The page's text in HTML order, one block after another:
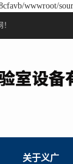
wwwroot/
关于义广